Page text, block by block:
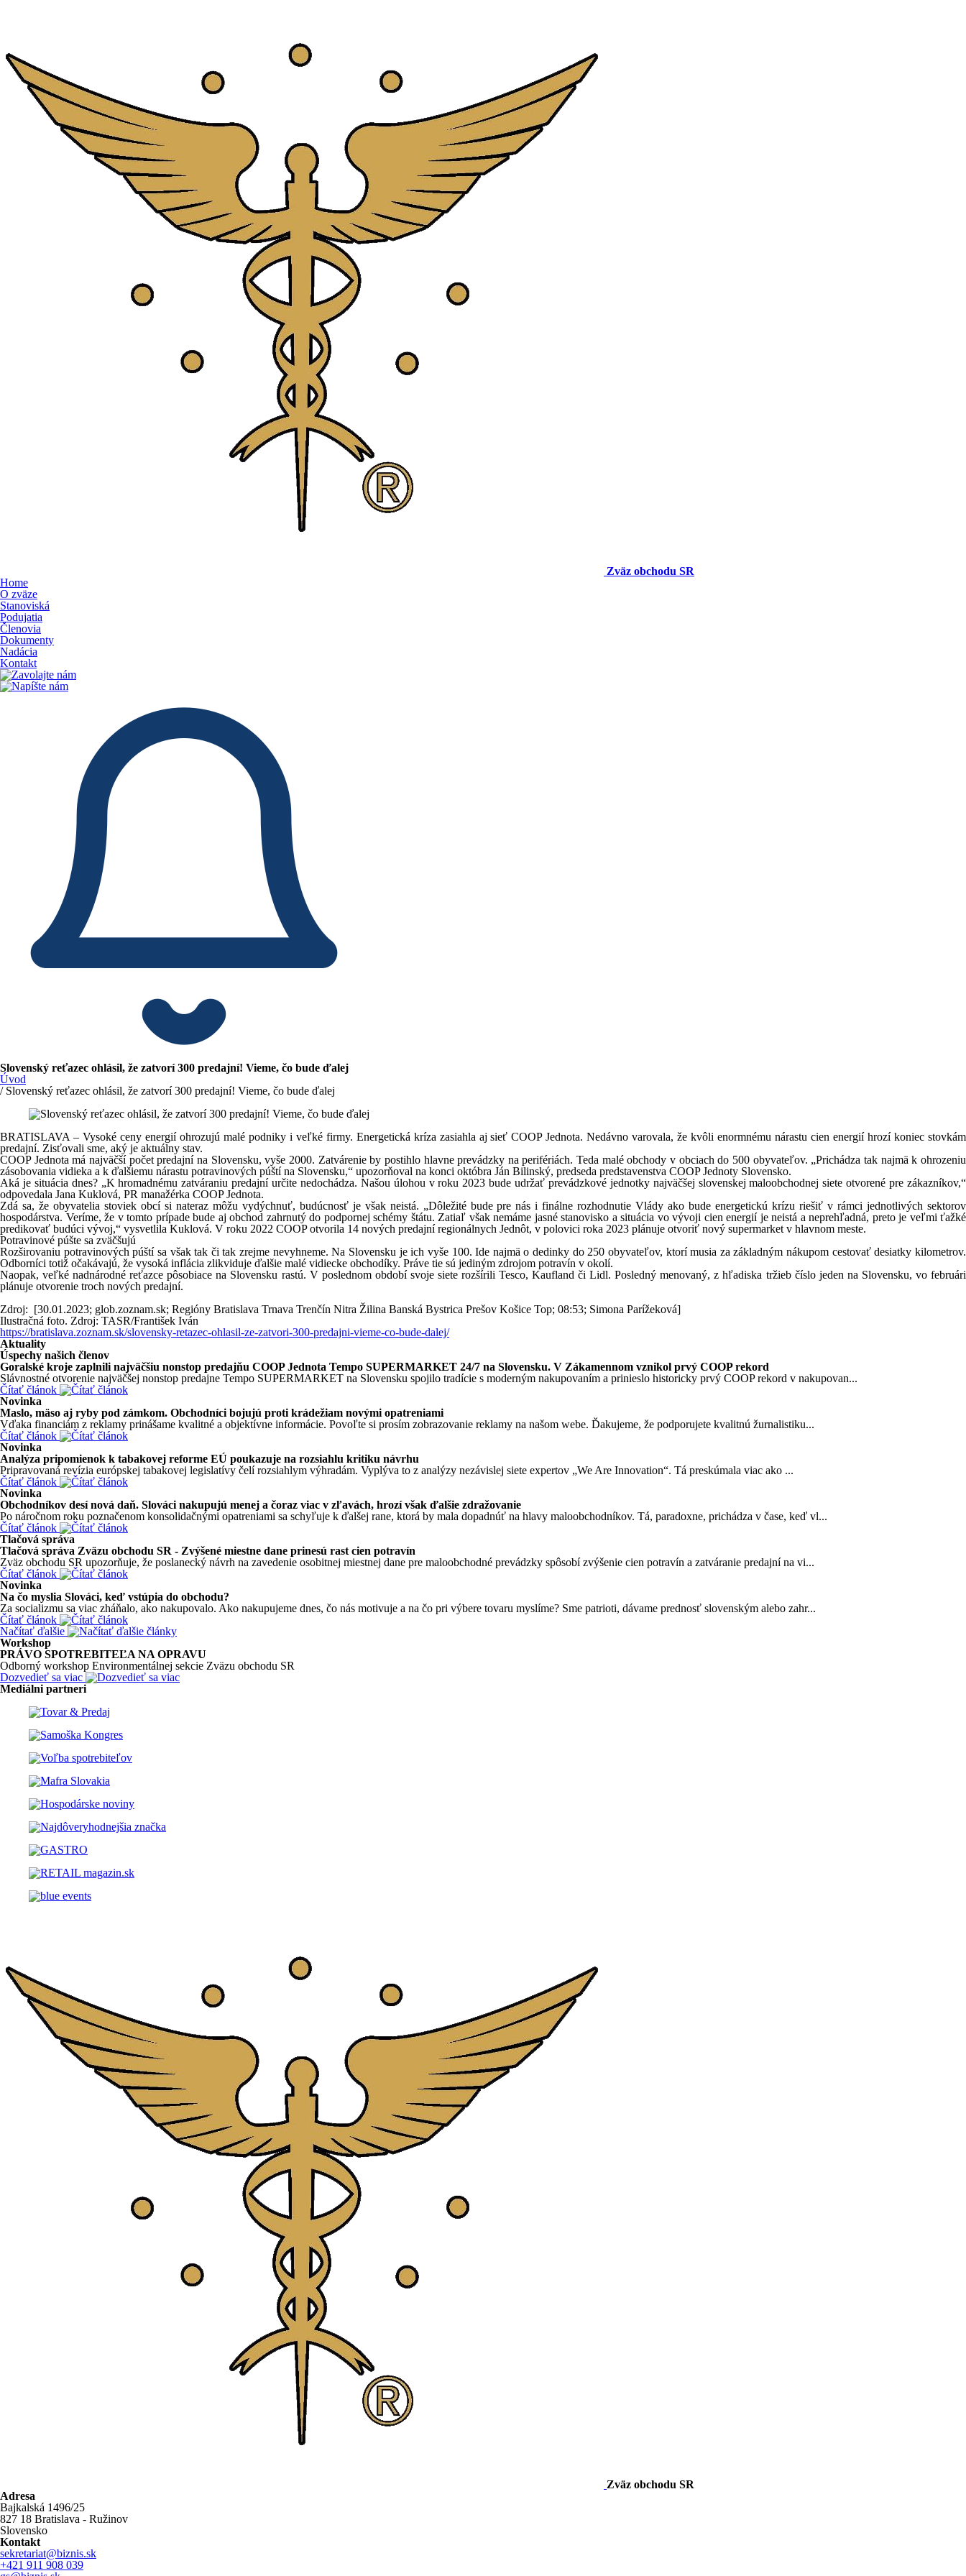
Zväz obchodu SR
Home
O zväze
Stanoviská
Podujatia
Členovia
Dokumenty
Nadácia
Kontakt
Slovenský reťazec ohlásil, že zatvorí 300 predajní! Vieme, čo bude ďalej
Úvod
/ Slovenský reťazec ohlásil, že zatvorí 300 predajní! Vieme, čo bude ďalej
BRATISLAVA – Vysoké ceny energií ohrozujú malé podniky i veľké firmy. Energetická kríza zasiahla aj sieť COOP Jednota. Nedávno varovala, že kvôli enormnému nárastu cien energií hrozí koniec stovkám
predajní. Zisťovali sme, aký je aktuálny stav.
COOP Jednota má najväčší počet predajní na Slovensku, vyše 2000. Zatvárenie by postihlo hlavne prevádzky na perifériách. Teda malé obchody v obciach do 500 obyvateľov. „Prichádza tak najmä k ohrozeniu
zásobovania vidieka a k ďalšiemu nárastu potravinových púští na Slovensku,“ upozorňoval na konci októbra Ján Bilinský, predseda predstavenstva COOP Jednoty Slovensko.
Aká je situácia dnes? „K hromadnému zatváraniu predajní určite nedochádza. Našou úlohou v roku 2023 bude udržať prevádzkové jednotky najväčšej slovenskej maloobchodnej siete otvorené pre zákazníkov,“
odpovedala Jana Kuklová, PR manažérka COOP Jednota.
Zdá sa, že obyvatelia stoviek obcí si nateraz môžu vydýchnuť, budúcnosť je však neistá. „Dôležité bude pre nás i finálne rozhodnutie Vlády ako bude energetickú krízu riešiť v rámci jednotlivých sektorov
hospodárstva. Veríme, že v tomto prípade bude aj obchod zahrnutý do podpornej schémy štátu. Zatiaľ však nemáme jasné stanovisko a situácia vo vývoji cien energií je neistá a neprehľadná, preto je veľmi ťažké
predikovať budúci vývoj,“ vysvetlila Kuklová. V roku 2022 COOP otvorila 14 nových predajní regionálnych Jednôt, v polovici roka 2023 plánuje otvoriť nový supermarket v hlavnom meste.
Potravinové púšte sa zväčšujú
Rozširovaniu potravinových púští sa však tak či tak zrejme nevyhneme. Na Slovensku je ich vyše 100. Ide najmä o dedinky do 250 obyvateľov, ktorí musia za základným nákupom cestovať desiatky kilometrov.
Odborníci totiž očakávajú, že vysoká inflácia zlikviduje ďalšie malé vidiecke obchodíky. Práve tie sú jediným zdrojom potravín v okolí.
Naopak, veľké nadnárodné reťazce pôsobiace na Slovensku rastú. V poslednom období svoje siete rozšírili Tesco, Kaufland či Lidl. Posledný menovaný, z hľadiska tržieb číslo jeden na Slovensku, vo februári
plánuje otvorenie troch nových predajní.
Zdroj: [30.01.2023; glob.zoznam.sk; Regióny Bratislava Trnava Trenčín Nitra Žilina Banská Bystrica Prešov Košice Top; 08:53; Simona Parížeková]
Ilustračná foto. Zdroj: TASR/František Iván
https://bratislava.zoznam.sk/slovensky-retazec-ohlasil-ze-zatvori-300-predajni-vieme-co-bude-dalej/
Aktuality
Úspechy našich členov
Goralské kroje zaplnili najväčšiu nonstop predajňu COOP Jednota Tempo SUPERMARKET 24/7 na Slovensku. V Zákamennom vznikol prvý COOP rekord
Slávnostné otvorenie najväčšej nonstop predajne Tempo SUPERMARKET na Slovensku spojilo tradície s moderným nakupovaním a prinieslo historicky prvý COOP rekord v nakupovan...
Čítať článok
Novinka
Maslo, mäso aj ryby pod zámkom. Obchodníci bojujú proti krádežiam novými opatreniami
Vďaka financiám z reklamy prinášame kvalitné a objektívne informácie. Povoľte si prosím zobrazovanie reklamy na našom webe. Ďakujeme, že podporujete kvalitnú žurnalistiku...
Čítať článok
Novinka
Analýza pripomienok k tabakovej reforme EÚ poukazuje na rozsiahlu kritiku návrhu
Pripravovaná revízia európskej tabakovej legislatívy čelí rozsiahlym výhradám. Vyplýva to z analýzy nezávislej siete expertov „We Are Innovation“. Tá preskúmala viac ako ...
Čítať článok
Novinka
Obchodníkov desí nová daň. Slováci nakupujú menej a čoraz viac v zľavách, hrozí však ďalšie zdražovanie
Po náročnom roku poznačenom konsolidačnými opatreniami sa schyľuje k ďalšej rane, ktorá by mala dopadnúť na hlavy maloobchodníkov. Tá, paradoxne, prichádza v čase, keď vl...
Čítať článok
Tlačová správa
Tlačová správa Zväzu obchodu SR - Zvýšené miestne dane prinesú rast cien potravín
Zväz obchodu SR upozorňuje, že poslanecký návrh na zavedenie osobitnej miestnej dane pre maloobchodné prevádzky spôsobí zvýšenie cien potravín a zatváranie predajní na vi...
Čítať článok
Novinka
Na čo myslia Slováci, keď vstúpia do obchodu?
Za socializmu sa viac zháňalo, ako nakupovalo. Ako nakupujeme dnes, čo nás motivuje a na čo pri výbere tovaru myslíme? Sme patrioti, dávame prednosť slovenským alebo zahr...
Čítať článok
Načítať ďalšie
Workshop
PRÁVO SPOTREBITEĽA NA OPRAVU
Odborný workshop Environmentálnej sekcie Zväzu obchodu SR
Dozvedieť sa viac
Mediálni partneri
Zväz obchodu SR
Adresa
Bajkalská 1496/25
827 18 Bratislava - Ružinov
Slovensko
Kontakt
sekretariat@biznis.sk
+421 911 908 039